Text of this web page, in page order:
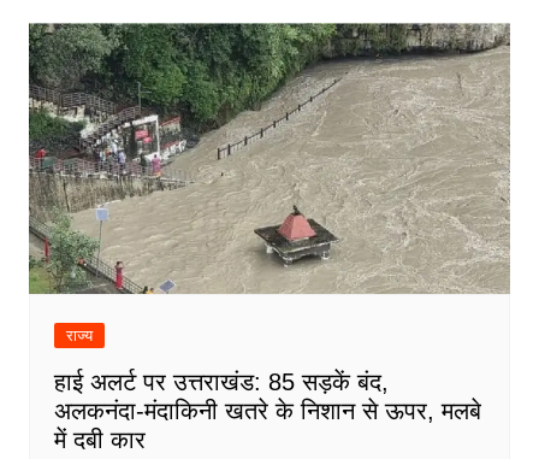
राज्य
हाई अलर्ट पर उत्तराखंड: 85 सड़कें बंद,
अलकनंदा-मंदाकिनी खतरे के निशान से ऊपर, मलबे
में दबी कार